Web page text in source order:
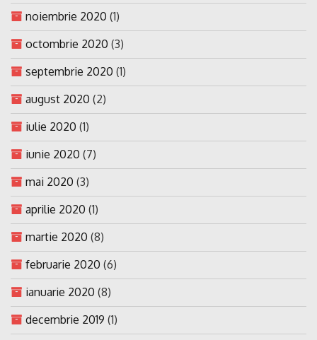
noiembrie 2020 (1)
octombrie 2020 (3)
septembrie 2020 (1)
august 2020 (2)
iulie 2020 (1)
iunie 2020 (7)
mai 2020 (3)
aprilie 2020 (1)
martie 2020 (8)
februarie 2020 (6)
ianuarie 2020 (8)
decembrie 2019 (1)